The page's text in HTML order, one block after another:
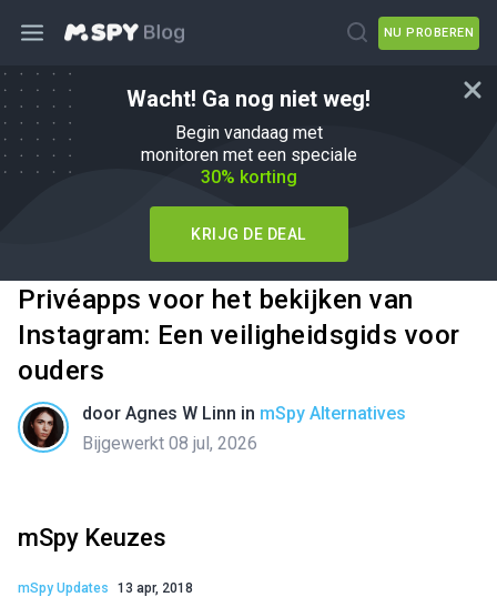
NU PROBEREN
Wacht! Ga nog niet weg!
Begin vandaag met
monitoren met een speciale
30% korting
KRIJG DE DEAL
Privéapps voor het bekijken van
Instagram: Een veiligheidsgids voor
ouders
door Agnes W Linn in mSpy Alternatives
Bijgewerkt 08 jul, 2026
mSpy Keuzes
mSpy Updates 13 apr, 2018